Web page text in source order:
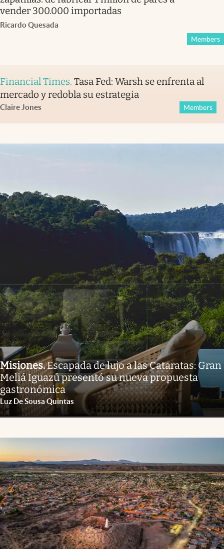
vender 300.000 importadas
Ricardo Quesada
Members
Financial Times. Tasa Fed: Warsh se enfrenta al
mercado y redobla su estrategia
Claire Jones Members
Misiones.Escapada de lujo a las Cataratas: Gran
Meliá Iguazú presentó su nueva propuesta
gastronómica
Luz De Sousa Quintas